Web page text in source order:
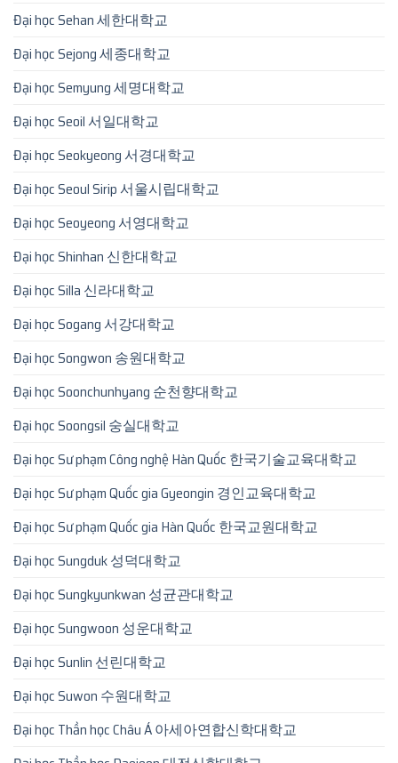
Đại học Sehan 세한대학교
Đại học Sejong 세종대학교
Đại học Semyung 세명대학교
Đại học Seoil 서일대학교
Đại học Seokyeong 서경대학교
Đại học Seoul Sirip 서울시립대학교
Đại học Seoyeong 서영대학교
Đại học Shinhan 신한대학교
Đại học Silla 신라대학교
Đại học Sogang 서강대학교
Đại học Songwon 송원대학교
Đại học Soonchunhyang 순천향대학교
Đại học Soongsil 숭실대학교
Đại học Sư phạm Công nghệ Hàn Quốc 한국기술교육대학교
Đại học Sư phạm Quốc gia Gyeongin 경인교육대학교
Đại học Sư phạm Quốc gia Hàn Quốc 한국교원대학교
Đại học Sungduk 성덕대학교
Đại học Sungkyunkwan 성균관대학교
Đại học Sungwoon 성운대학교
Đại học Sunlin 선린대학교
Đại học Suwon 수원대학교
Đại học Thần học Châu Á 아세아연합신학대학교